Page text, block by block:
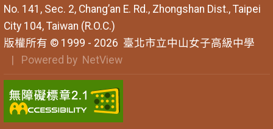
No. 141, Sec. 2, Chang’an E. Rd., Zhongshan Dist., Taipei
City 104, Taiwan (R.O.C.)
版權所有 © 1999 - 2026 臺北市立中山女子高級中學
| Powered by NetView